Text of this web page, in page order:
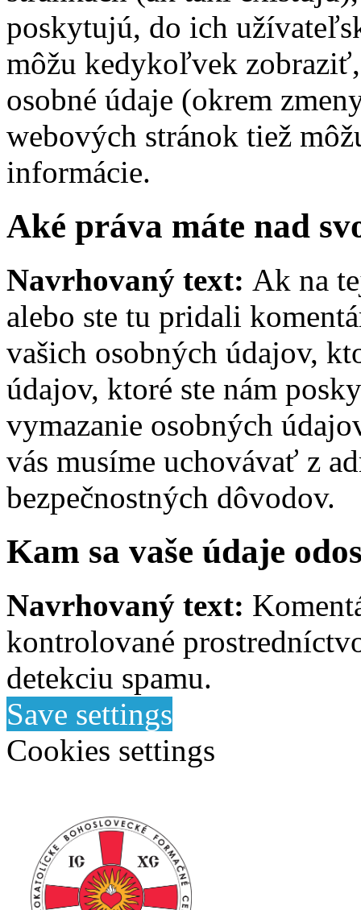
poskytujú, do ich
môžu kedykoľvek
osobné údaje (okrem
webových stránok tiež
informácie.
Aké práva máte nad
Navrhovaný text: Ak na
alebo ste tu pridali
vašich osobných údajov,
údajov, ktoré ste nám
vymazanie osobných
vás musíme uchovávať z
bezpečnostných dôvodov.
Kam sa vaše údaje
Navrhovaný text:
kontrolované
detekciu spamu.
Save settings
Cookies settings